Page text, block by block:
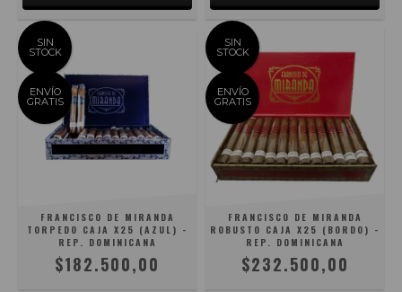
SIN
STOCK
ENVÍO
GRATIS
FRANCISCO DE MIRANDA
TORPEDO CAJA X25 (AZUL) -
REP. DOMINICANA
$182.500,00
SIN
STOCK
ENVÍO
GRATIS
FRANCISCO DE MIRANDA
ROBUSTO CAJA X25 (BORDO) -
REP. DOMINICANA
$232.500,00